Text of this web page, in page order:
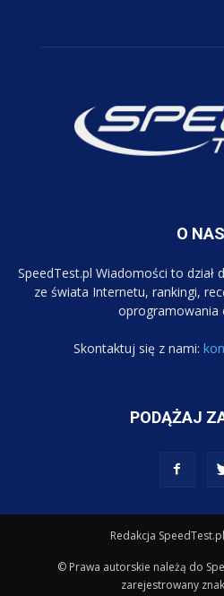
O NAS
SpeedTest.pl Wiadomości to dział
ze świata Internetu, rankingi,
oprogramowania
Skontaktuj się z nami:
PODĄŻAJ
Redakcja
© Prawa autorskie należą do
zarejestrowany